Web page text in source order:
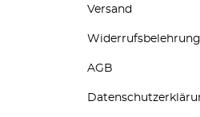
Versand
Widerrufsbelehrung
AGB